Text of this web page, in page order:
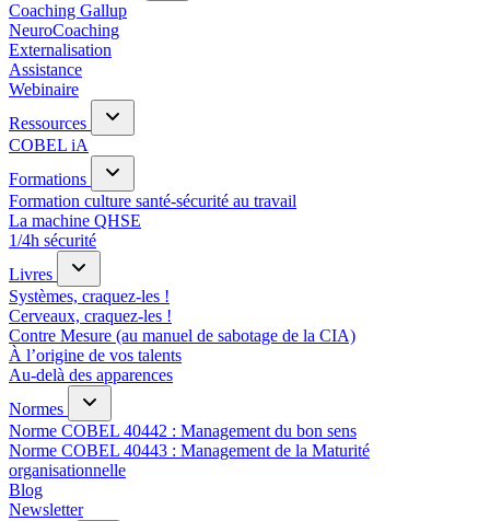
Coaching Gallup
NeuroCoaching
Externalisation
Assistance
Webinaire
Ressources
COBEL iA
Formations
Formation culture santé-sécurité au travail
La machine QHSE
1/4h sécurité
Livres
Systèmes, craquez-les !
Cerveaux, craquez-les !
Contre Mesure (au manuel de sabotage de la CIA)
À l’origine de vos talents
Au-delà des apparences
Normes
Norme COBEL 40442 : Management du bon sens
Norme COBEL 40443 : Management de la Maturité
organisationnelle
Blog
Newsletter